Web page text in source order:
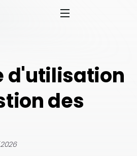
d'utilisation
des
2026